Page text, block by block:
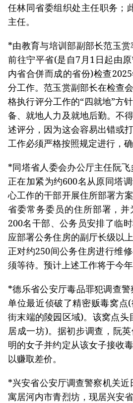
任林同省委组织处主任职务；
主任。
*由教育与培训部副部长范玉
前往宁平省(是自7月1日起由
内省合併而成的省份)检查
分工作。范玉赏副部长在检查
格执行评分工作的“四就地”方
备、就地人力及就地后勤。不
述评分，因为这会容易出错或
工作必须严格按照规定进行，
*同塔省人委会办公厅主任阮
正在加紧为约600名从原同塔
心工作的干部开展住所部署方
省委常务委员的住所部署，
200名干部、公务员安排了临
应部署公务住房的副厅长级以
正对约250间公务住房进行维
须等待。预计上述工作将于今年
*德乐省公安厅毒品罪犯调查
单位最近侦破了精密贩毒窝点
街末端的陵园区域)。该窝点头
居成一坊)。据初步调查，阮
明的女子并约定从该女子接收
以赚取差价。
*兴安省公安厅调查警察机关近
寓居河内市青烈坊，现居兴安